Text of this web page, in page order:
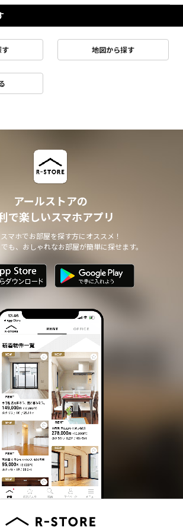
す 地図から探す
アールストアの
で楽しいスマホアプリ
マホでお部屋を探す方にオススメ！
も、おしゃれなお部屋が簡単に探せます。